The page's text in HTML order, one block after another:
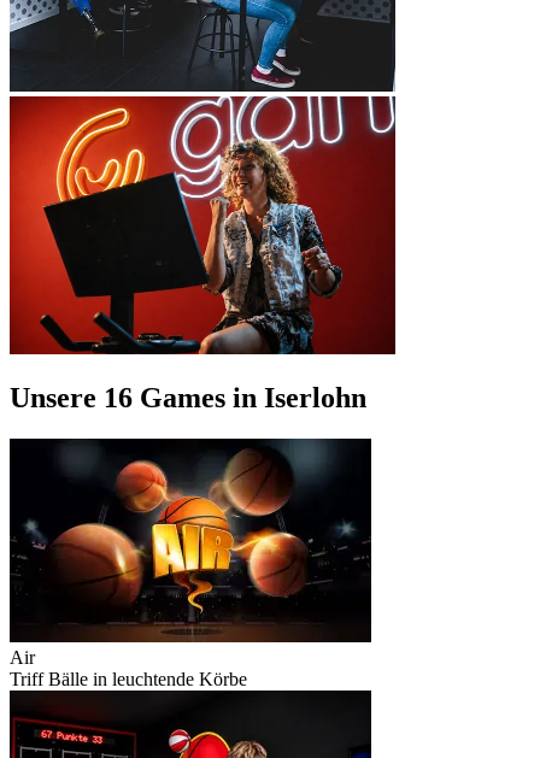
Unsere 16 Games in Iserlohn
Air
Triff Bälle in leuchtende Körbe